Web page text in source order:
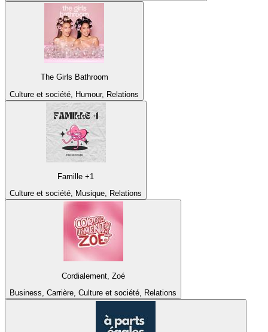
The Girls Bathroom
Culture et société, Humour, Relations
Famille +1
Culture et société, Musique, Relations
Cordialement, Zoé
Business, Carrière, Culture et société, Relations